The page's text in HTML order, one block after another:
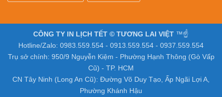
CÔNG TY IN LỊCH TẾT © TƯƠNG LAI VIỆT ™☝️
Hotline/Zalo: 0983.559.554 - 0913.559.554 - 0937.559.554
Trụ sở chính: 950/9 Nguyễn Kiệm - Phường Hạnh Thông (Gò Vấp
Cũ) - TP. HCM
CN Tây Ninh (Long An Cũ): Đường Võ Duy Tạo, Ấp Ngãi Lợi A,
Phường Khánh Hậu